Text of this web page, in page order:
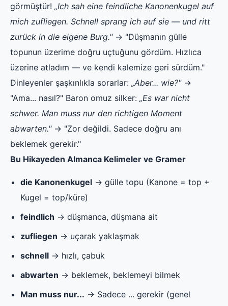
görmüştür! „Ich sah eine feindliche Kanonenkugel auf
mich zufliegen. Schnell sprang ich auf sie — und ritt
zurück in die eigene Burg."→ "Düşmanın gülle
topunun üzerime doğru uçtuğunu gördüm. Hızlıca
üzerine atladım — ve kendi kalemize geri sürdüm."
Dinleyenler şaşkınlıkla sorarlar: „Aber... wie?"→
"Ama... nasıl?" Baron omuz silker: „Es war nicht
schwer. Man muss nur den richtigen Moment
abwarten."→ "Zor değildi. Sadece doğru anı
beklemek gerekir."
Bu Hikayeden Almanca Kelimeler ve Gramer
die Kanonenkugel → gülle topu (Kanone = top +
Kugel = top/küre)
feindlich → düşmanca, düşmana ait
zufliegen → uçarak yaklaşmak
schnell → hızlı, çabuk
abwarten → beklemek, beklemeyi bilmek
Man muss nur... → Sadece ... gerekir (genel